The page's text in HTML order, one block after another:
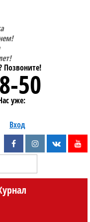
Позвоните!
50
уже:
Вход